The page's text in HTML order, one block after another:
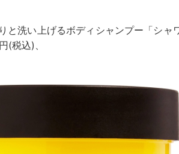
と洗い上げるボディシャンプー「シャ
(税込)、